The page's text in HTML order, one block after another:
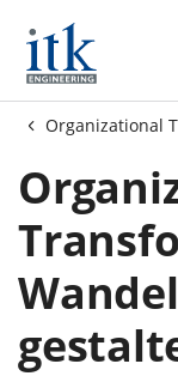
Organizational